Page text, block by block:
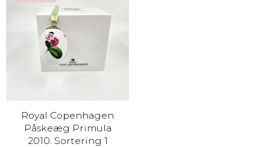
Royal Copenhagen
Påskeæg Primula
2010. Sortering 1